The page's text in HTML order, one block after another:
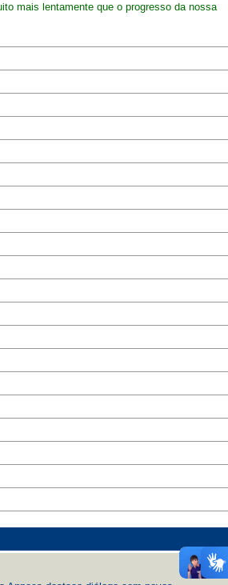
mais lentamente que o progresso da nossa